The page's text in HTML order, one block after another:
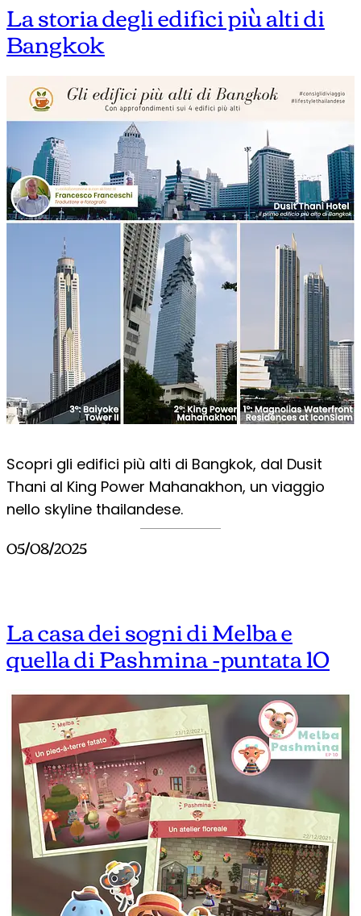
La storia degli edifici più alti di
Bangkok
Scopri gli edifici più alti di Bangkok, dal Dusit
Thani al King Power Mahanakhon, un viaggio
nello skyline thailandese.
05/08/2025
La casa dei sogni di Melba e
quella di Pashmina -puntata 10